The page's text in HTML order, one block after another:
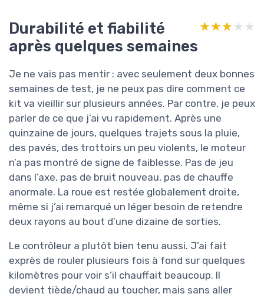
Durabilité et fiabilité
après quelques semaines
★★★★★
★★★★★
Je ne vais pas mentir : avec seulement deux bonnes
semaines de test, je ne peux pas dire comment ce
kit va vieillir sur plusieurs années. Par contre, je peux
parler de ce que j’ai vu rapidement. Après une
quinzaine de jours, quelques trajets sous la pluie,
des pavés, des trottoirs un peu violents, le moteur
n’a pas montré de signe de faiblesse. Pas de jeu
dans l’axe, pas de bruit nouveau, pas de chauffe
anormale. La roue est restée globalement droite,
même si j’ai remarqué un léger besoin de retendre
deux rayons au bout d’une dizaine de sorties.
Le contrôleur a plutôt bien tenu aussi. J’ai fait
exprès de rouler plusieurs fois à fond sur quelques
kilomètres pour voir s’il chauffait beaucoup. Il
devient tiède/chaud au toucher, mais sans aller